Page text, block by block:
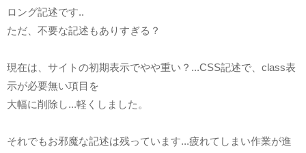
ロング記述です..
ただ、不要な記述もありすぎる？
現在は、サイトの初期表示でやや重い？...CSS記述で、class表
示が必要無い項目を
大幅に削除し...軽くしました。
それでもお邪魔な記述は残っています...疲れてしまい作業が進